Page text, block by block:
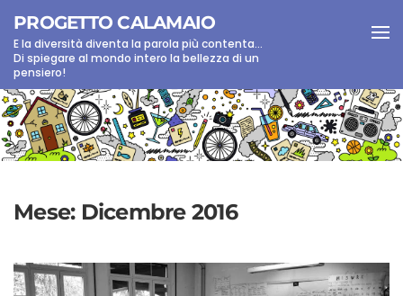
Skip to main content
PROGETTO CALAMAIO
E la diversità diventa la parola più contenta...
Di spiegare al mondo intero la bellezza di un
pensiero!
Mese: Dicembre 2016